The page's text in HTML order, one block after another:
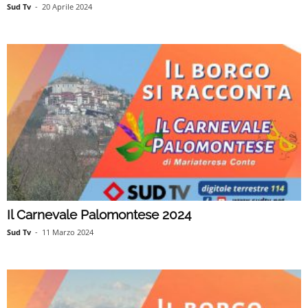
Sud Tv - 20 Aprile 2024
Il Carnevale Palomontese 2024
Sud Tv - 11 Marzo 2024